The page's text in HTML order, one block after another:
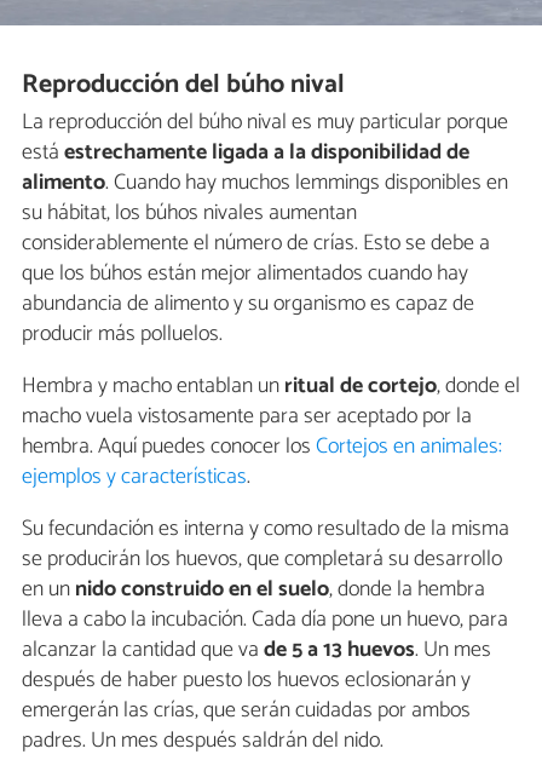
Reproducción del búho nival
La reproducción del búho nival es muy particular porque
estáestrechamente ligada a la disponibilidad de
alimento. Cuando hay muchos lemmings disponibles en
su hábitat, los búhos nivales aumentan
considerablemente el número de crías. Esto se debe a
que los búhos están mejor alimentados cuando hay
abundancia de alimento y su organismo es capaz de
producir más polluelos.
Hembra y macho entablan unritual de cortejo, donde el
macho vuela vistosamente para ser aceptado por la
hembra. Aquí puedes conocer losCortejos en animales:
ejemplos y características.
Su fecundación es interna y como resultado de la misma
se producirán los huevos, que completará su desarrollo
en unnido construido en el suelo, donde la hembra
lleva a cabo la incubación. Cada día pone un huevo, para
alcanzar la cantidad que vade 5 a 13 huevos. Un mes
después de haber puesto los huevos eclosionarán y
emergerán las crías, que serán cuidadas por ambos
padres. Un mes después saldrán del nido.